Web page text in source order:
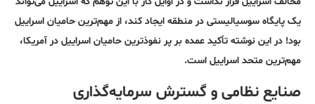
یک پایگاه سوسیالیستی در منطقه ایجاد کند، از مهم‌ترین حامیان اسراییل
بود! در این نوشته تأکید عمده بر پر نفوذ‌ترین حامیان اسراییل در آمریکا،
مهم‌ترین متحد اسراییل است.
صنایع نظامی و گسترش سرمایه‌گذاری